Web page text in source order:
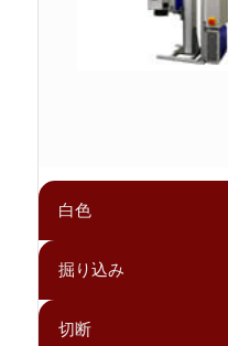
白色
掘り込み
切断